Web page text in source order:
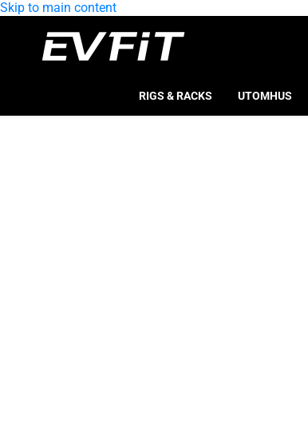
Skip to main content
RIGS & RACKS UTOMHUS